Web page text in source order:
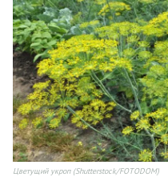
Цветущий укроп (Shutterstock/FOTODOM)